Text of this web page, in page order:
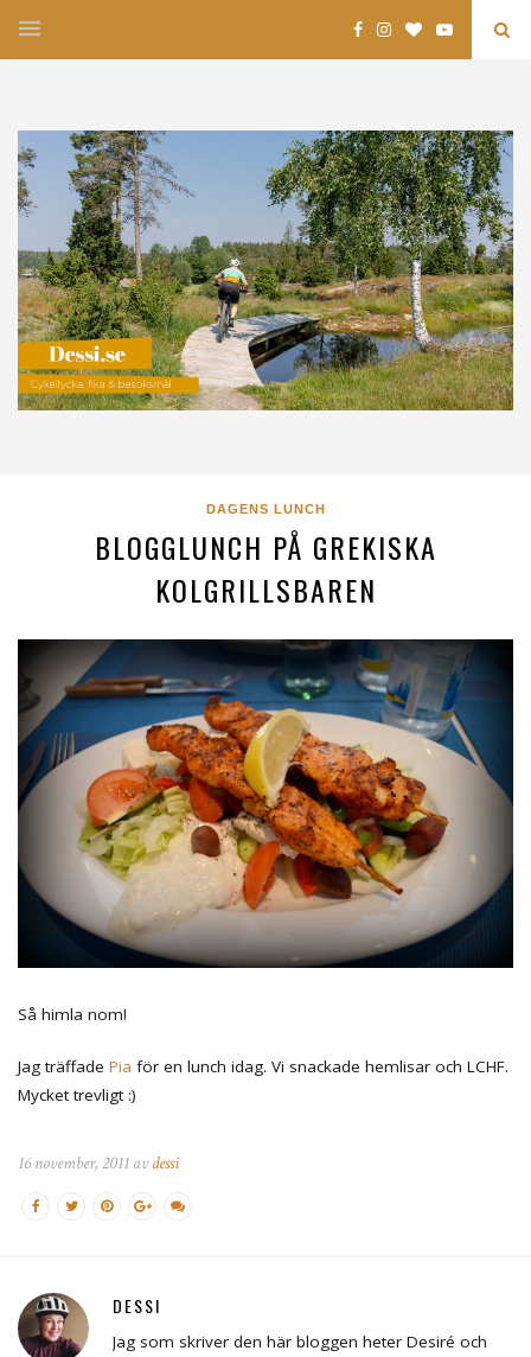
DAGENS LUNCH
BLOGGLUNCH PÅ GREKISKA
KOLGRILLSBAREN
Så himla nom!
Jag träffade Pia för en lunch idag. Vi snackade hemlisar och LCHF.
Mycket trevligt :)
16 november, 2011 avdessi
DESSI
Jag som skriver den här bloggen heter Desiré och